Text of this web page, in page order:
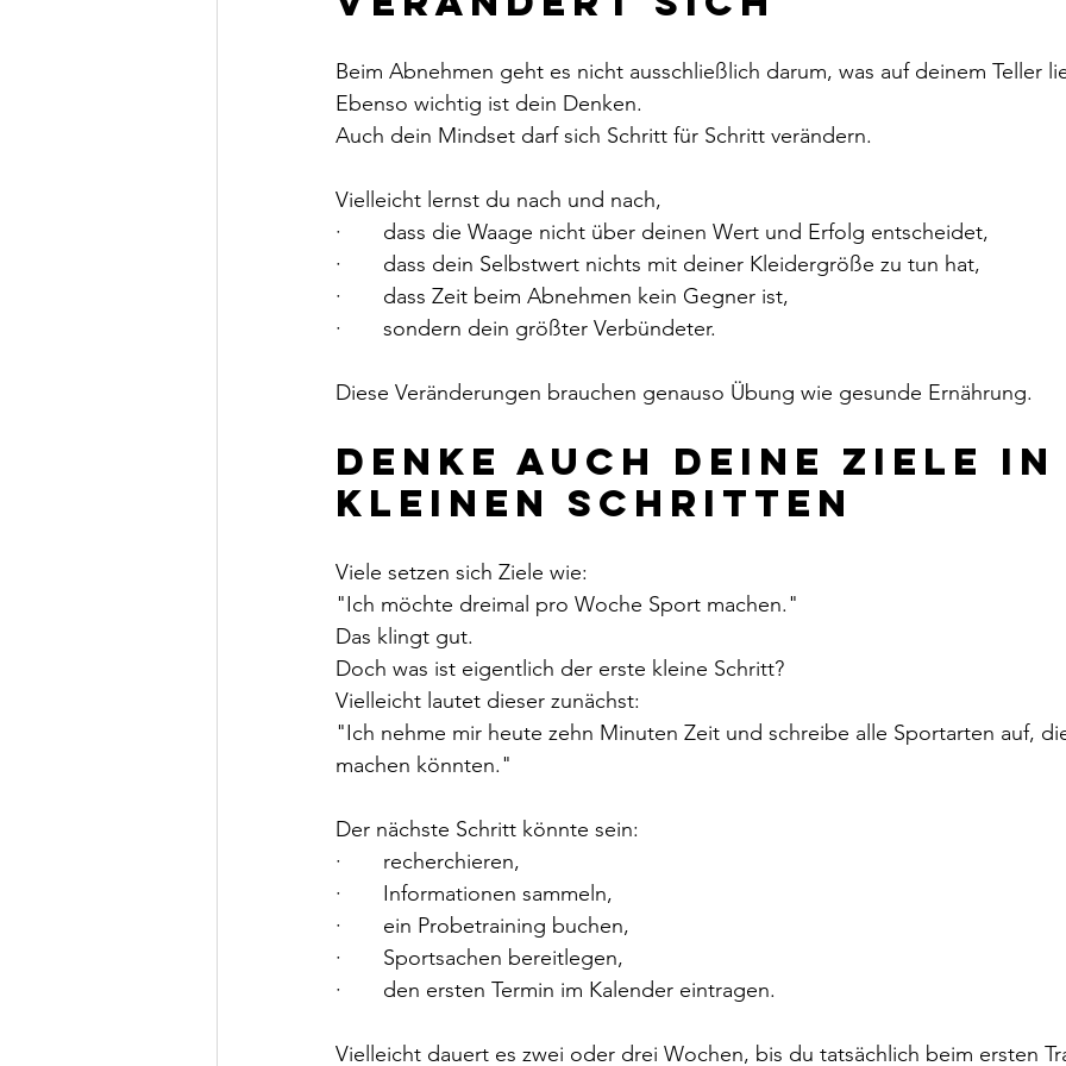
Beim Abnehmen geht es nicht ausschließlich darum, was auf deinem Teller
Ebenso wichtig ist dein Denken.
Auch dein Mindset darf sich Schritt für Schritt verändern.
Vielleicht lernst du nach und nach,
·       dass die Waage nicht über deinen Wert und Erfolg entscheidet,
·       dass dein Selbstwert nichts mit deiner Kleidergröße zu tun hat,
·       dass Zeit beim Abnehmen kein Gegner ist,
·       sondern dein größter Verbündeter.
Diese Veränderungen brauchen genauso Übung wie gesunde Ernährung.
Denke auch deine Ziele in
kleinen Schritten
Viele setzen sich Ziele wie:
"Ich möchte dreimal pro Woche Sport machen."
Das klingt gut.
Doch was ist eigentlich der erste kleine Schritt?
Vielleicht lautet dieser zunächst:
"Ich nehme mir heute zehn Minuten Zeit und schreibe alle Sportarten auf,
machen könnten."
Der nächste Schritt könnte sein:
·       recherchieren,
·       Informationen sammeln,
·       ein Probetraining buchen,
·       Sportsachen bereitlegen,
·       den ersten Termin im Kalender eintragen.
Vielleicht dauert es zwei oder drei Wochen, bis du tatsächlich beim ersten